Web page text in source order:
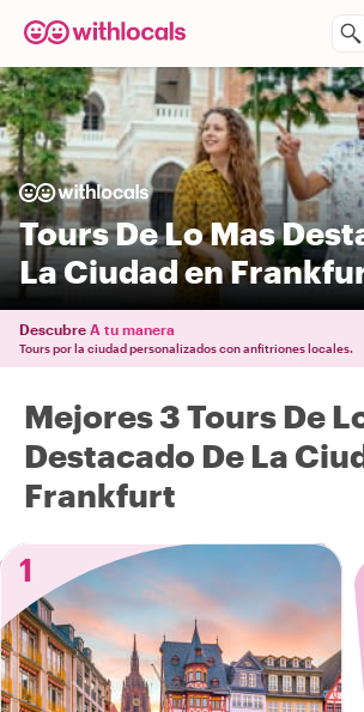
Tours De Lo Mas
La Ciudad en
Descubre A tu manera
Tours por la ciudad personalizados con anfitriones locales.
Mejores 3 Tours De
Destacado De La
Frankfurt
1